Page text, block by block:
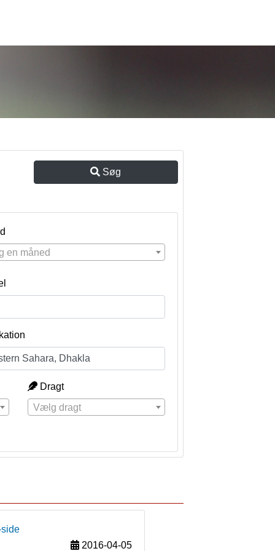
Søg
en måned
Dragt
Vælg dragt
2016-04-05